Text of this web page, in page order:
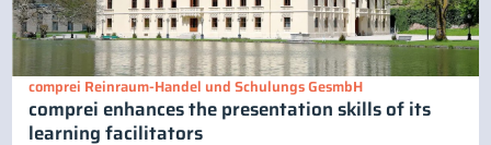
comprei Reinraum-Handel und Schulungs GesmbH
comprei enhances the presentation skills of its
learning facilitators